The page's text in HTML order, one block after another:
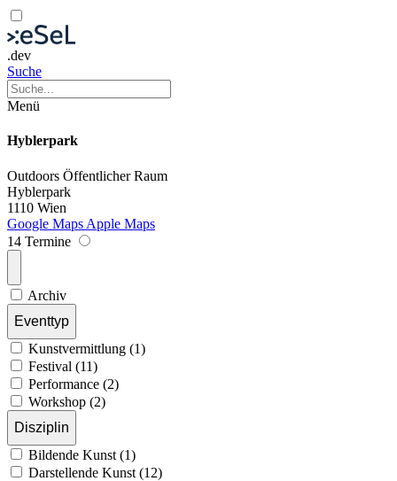
.dev
Suche
Menü
Hyblerpark
Outdoors Öffentlicher Raum
Hyblerpark
1110 Wien
Google Maps Apple Maps
14 Termine
Archiv
Eventtyp
Kunstvermittlung (1)
Festival (11)
Performance (2)
Workshop (2)
Disziplin
Bildende Kunst (1)
Darstellende Kunst (12)